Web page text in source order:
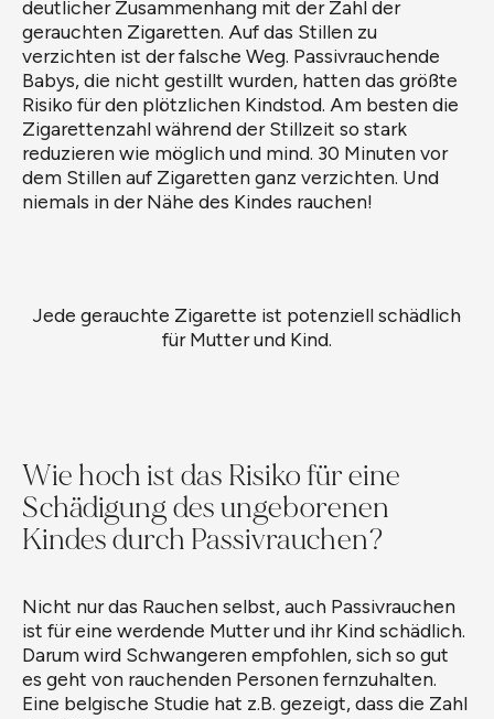
deutlicher Zusammenhang mit der Zahl der
gerauchten Zigaretten. Auf das Stillen zu
verzichten ist der falsche Weg. Passivrauchende
Babys, die nicht gestillt wurden, hatten das größte
Risiko für den plötzlichen Kindstod. Am besten die
Zigarettenzahl während der Stillzeit so stark
reduzieren wie möglich und mind. 30 Minuten vor
dem Stillen auf Zigaretten ganz verzichten. Und
niemals in der Nähe des Kindes rauchen!
Jede gerauchte Zigarette ist potenziell schädlich
für Mutter und Kind.
Wie hoch ist das Risiko für eine
Schädigung des ungeborenen
Kindes durch Passivrauchen?
Nicht nur das Rauchen selbst, auch Passivrauchen
ist für eine werdende Mutter und ihr Kind schädlich.
Darum wird Schwangeren empfohlen, sich so gut
es geht von rauchenden Personen fernzuhalten.
Eine belgische Studie hat z.B. gezeigt, dass die Zahl